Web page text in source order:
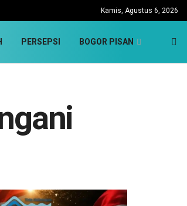
Kamis, Agustus 6, 2026
PERSEPSI BOGOR PISAN